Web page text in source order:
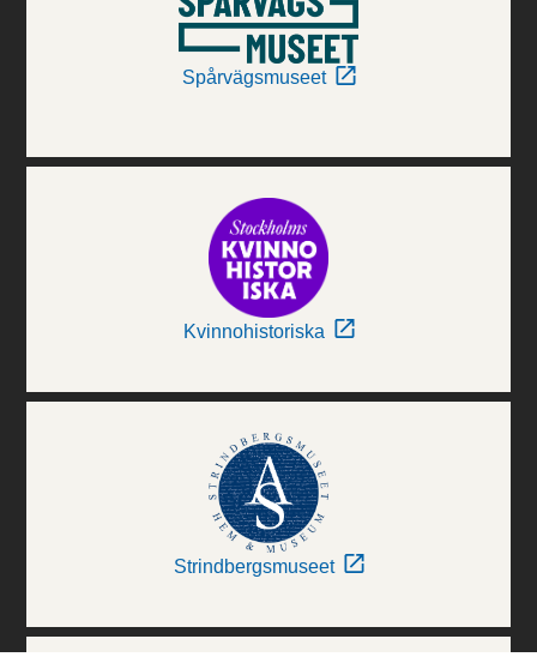
Spårvägsmuseet
Kvinnohistoriska
Strindbergsmuseet